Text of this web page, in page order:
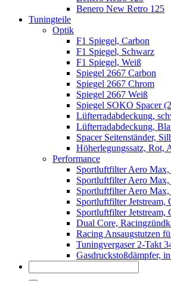
Benero New Retro 125
Tuningteile
Optik
F1 Spiegel, Carbon
F1 Spiegel, Schwarz
F1 Spiegel, Weiß
Spiegel 2667 Carbon
Spiegel 2667 Chrom
Spiegel 2667 Weiß
Spiegel SOKO Spacer
Lüfterradabdeckung,
Lüfterradabdeckung,
Spacer Seitenständer,
Höherlegungssatz, Rot,
Performance
Sportluftfilter Aero Max,
Sportluftfilter Aero Max,
Sportluftfilter Aero Max,
Sportluftfilter Jetstream,
Sportluftfilter Jetstream,
Dual Core,
Racing Ansaugstutzen
Tuningvergaser 2-Takt
Gasdruckstoßdämpfer,